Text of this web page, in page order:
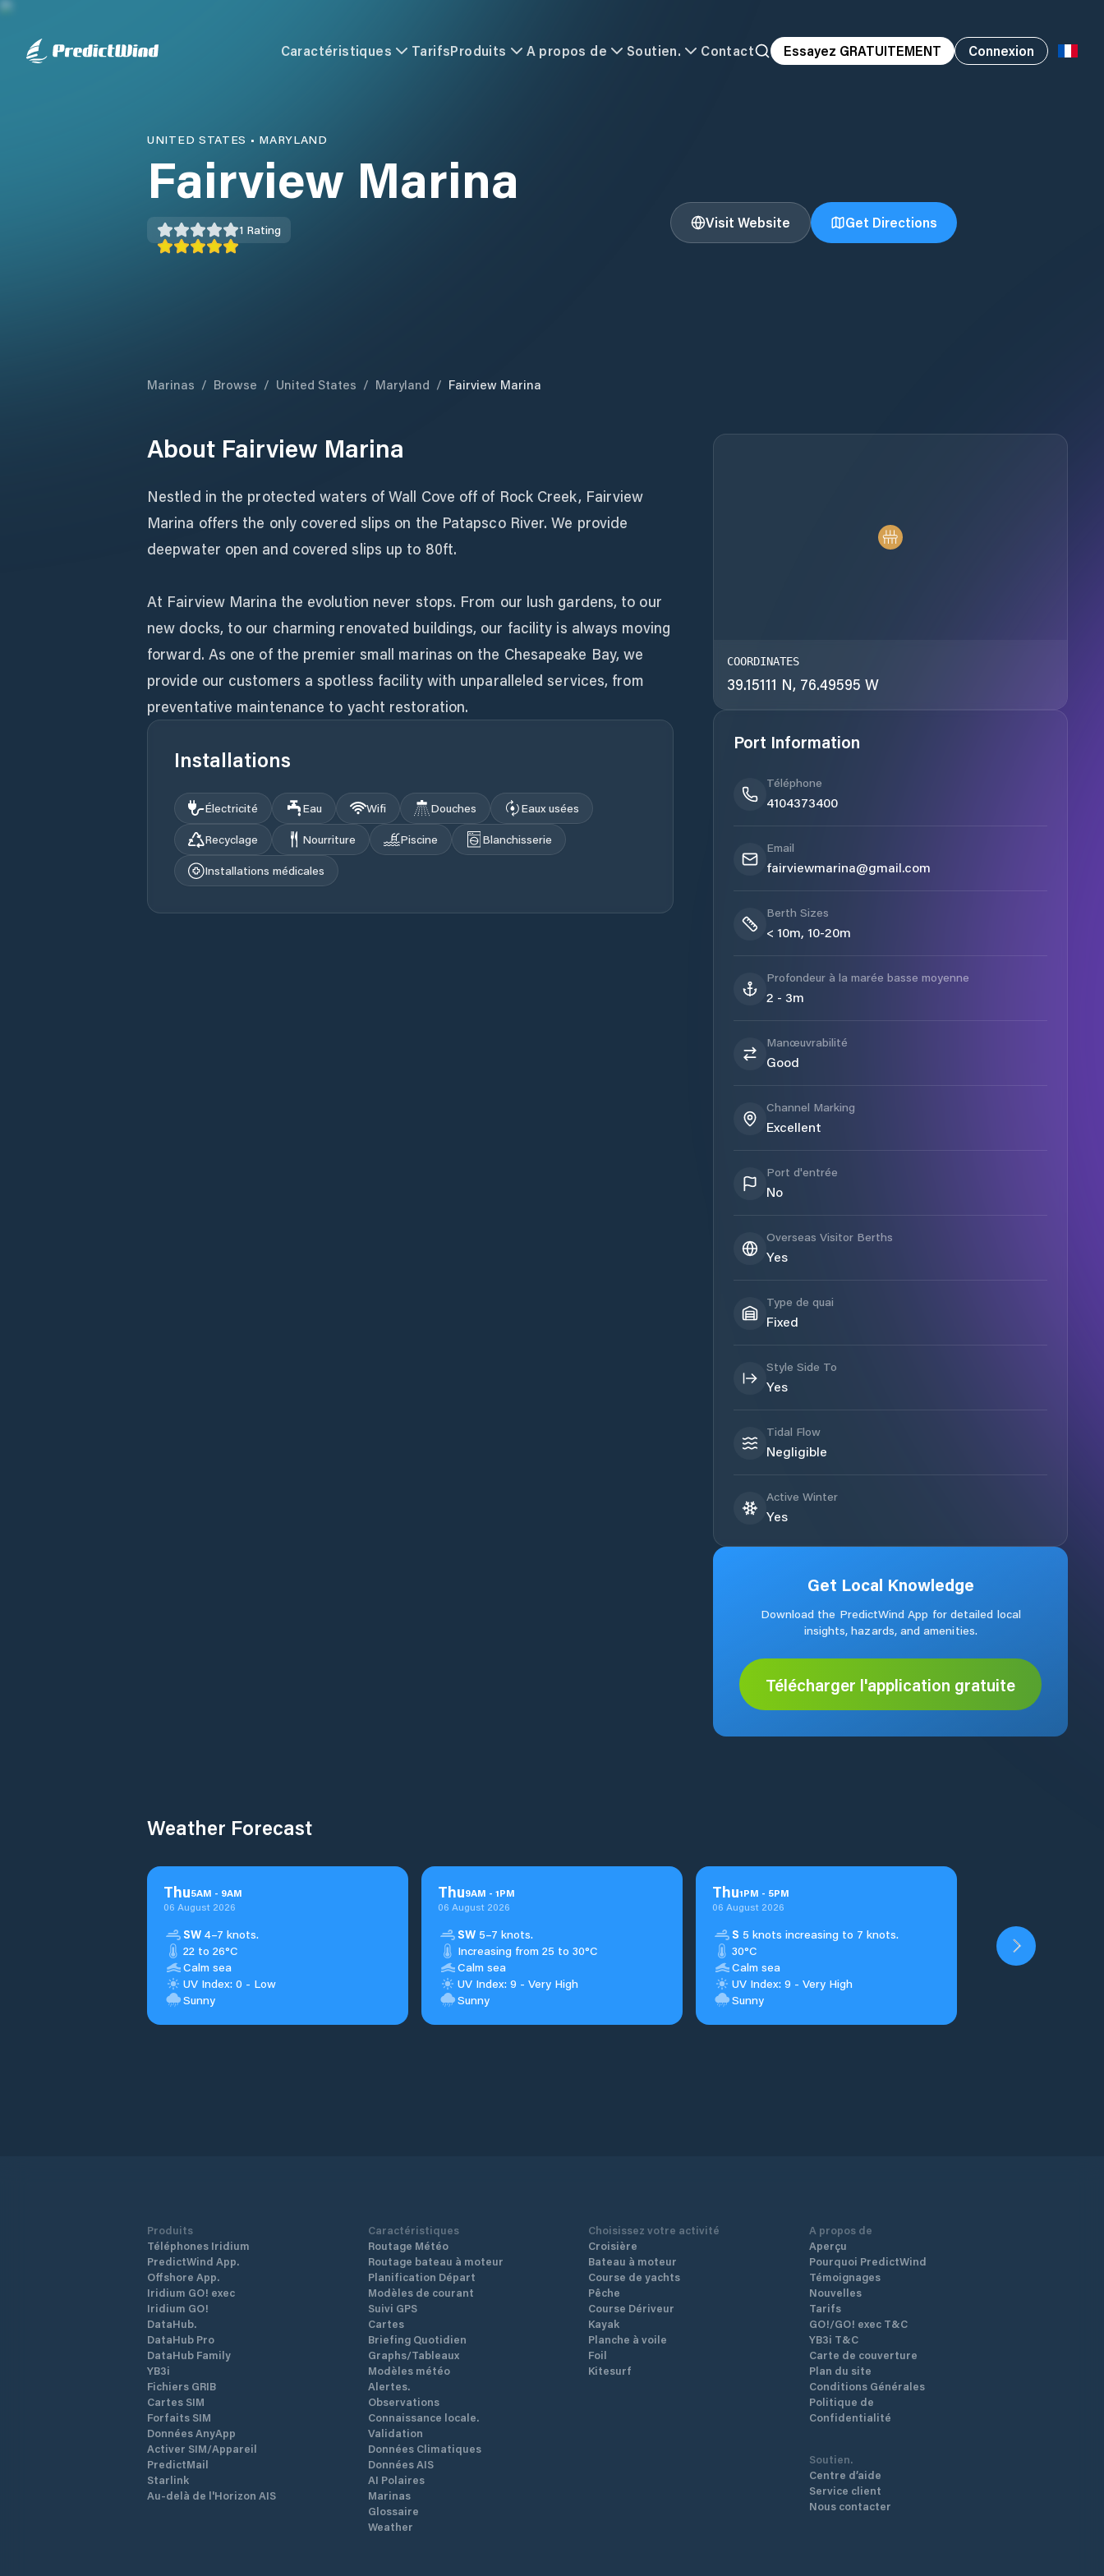
Caractéristiques TarifsProduits A propos de Soutien. Contact Essayez GRATUITEMENT Connexion
UNITED STATES • MARYLAND
Fairview Marina
1 Rating Visit Website Get Directions
Marinas / Browse / United States / Maryland / Fairview Marina
About Fairview Marina
Nestled in the protected waters of Wall Cove off of Rock Creek, Fairview
Marina offers the only covered slips on the Patapsco River. We provide
deepwater open and covered slips up to 80ft.
At Fairview Marina the evolution never stops. From our lush gardens, to our
new docks, to our charming renovated buildings, our facility is always moving
forward. As one of the premier small marinas on the Chesapeake Bay, we
provide our customers a spotless facility with unparalleled services, from
preventative maintenance to yacht restoration.
Installations
Électricité Eau Wifi Douches
Eaux usées
Recyclage
Nourriture Piscine
Blanchisserie
Installations médicales
COORDINATES
39.15111 N, 76.49595 W
Port Information
Téléphone
4104373400
Email
fairviewmarina@gmail.com
Berth Sizes
< 10m, 10-20m
Profondeur à la marée basse moyenne
2 - 3m
Manœuvrabilité
Good
Channel Marking
Excellent
Port d'entrée
No
Overseas Visitor Berths
Yes
Type de quai
Fixed
Style Side To
Yes
Tidal Flow
Negligible
Active Winter
Yes
Get Local Knowledge
Download the PredictWind App for detailed local
insights, hazards, and amenities.
Télécharger l'application gratuite
Weather Forecast
Thu5AM - 9AM
06 August 2026
SW 4–7 knots.
22 to 26°C
Calm sea
UV Index: 0 - Low
Sunny
Thu9AM - 1PM
06 August 2026
SW 5–7 knots.
Increasing from 25 to 30°C
Calm sea
UV Index: 9 - Very High
Sunny
Thu1PM - 5PM
06 August 2026
S 5 knots increasing to 7 knots.
30°C
Calm sea
UV Index: 9 - Very High
Sunny
Produits
Téléphones Iridium
PredictWind App.
Offshore App.
Iridium GO! exec
Iridium GO!
DataHub.
DataHub Pro
DataHub Family
YB3i
Fichiers GRIB
Cartes SIM
Forfaits SIM
Données AnyApp
Activer SIM/Appareil
PredictMail
Starlink
Au-delà de l'Horizon AIS
Caractéristiques
Routage Météo
Routage bateau à moteur
Planification Départ
Modèles de courant
Suivi GPS
Cartes
Briefing Quotidien
Graphs/Tableaux
Modèles météo
Alertes.
Observations
Connaissance locale.
Validation
Données Climatiques
Données AIS
AI Polaires
Marinas
Glossaire
Weather
Choisissez votre activité
Croisière
Bateau à moteur
Course de yachts
Pêche
Course Dériveur
Kayak
Planche à voile
Foil
Kitesurf
A propos de
Aperçu
Pourquoi PredictWind
Témoignages
Nouvelles
Tarifs
GO!/GO! exec T&C
YB3i T&C
Carte de couverture
Plan du site
Conditions Générales
Politique de
Confidentialité
Soutien.
Centre d’aide
Service client
Nous contacter